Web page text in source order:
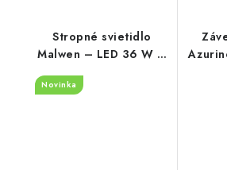
Stropné svietidlo
Malwen – LED 36 W –
Novinka